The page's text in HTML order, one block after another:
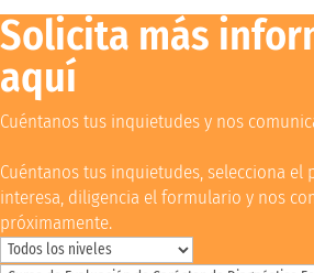
Solicita más
aquí
Cuéntanos tus inquietudes y nos
Cuéntanos tus inquietudes, selecciona el
interesa, diligencia el formulario y nos
próximamente.